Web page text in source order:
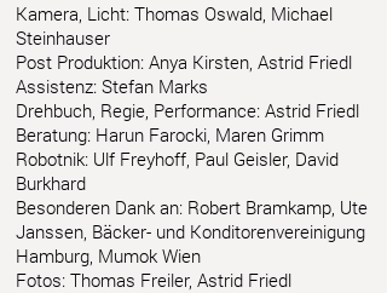
Kamera, Licht: Thomas Oswald, Michael
Steinhauser
Post Produktion: Anya Kirsten, Astrid Friedl
Assistenz: Stefan Marks
Drehbuch, Regie, Performance: Astrid Friedl
Beratung: Harun Farocki, Maren Grimm
Robotnik: Ulf Freyhoff, Paul Geisler, David
Burkhard
Besonderen Dank an: Robert Bramkamp, Ute
Janssen, Bäcker- und Konditorenvereinigung
Hamburg, Mumok Wien
Fotos: Thomas Freiler, Astrid Friedl